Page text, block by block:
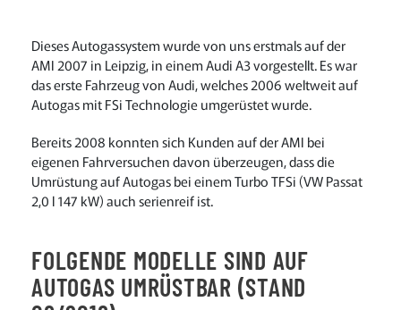
Dieses Autogassystem wurde von uns erstmals auf der
AMI 2007 in Leipzig, in einem Audi A3 vorgestellt. Es war
das erste Fahrzeug von Audi, welches 2006 weltweit auf
Autogas mit FSi Technologie umgerüstet wurde.
Bereits 2008 konnten sich Kunden auf der AMI bei
eigenen Fahrversuchen davon überzeugen, dass die
Umrüstung auf Autogas bei einem Turbo TFSi (VW Passat
2,0 l 147 kW) auch serienreif ist.
FOLGENDE MODELLE SIND AUF
AUTOGAS UMRÜSTBAR (STAND